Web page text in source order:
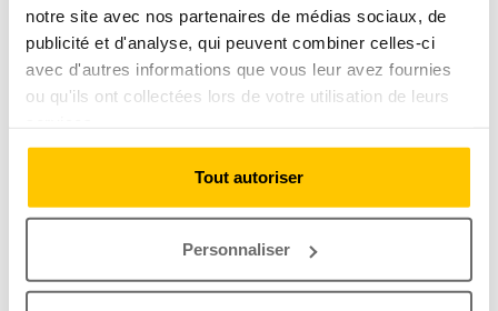
notre site avec nos partenaires de médias sociaux, de
publicité et d'analyse, qui peuvent combiner celles-ci
avec d'autres informations que vous leur avez fournies
ou qu'ils ont collectées lors de votre utilisation de leurs
Tout autoriser
Personnaliser